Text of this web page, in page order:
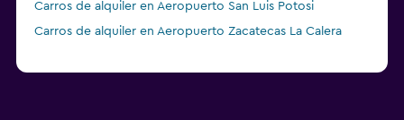
Carros de alquiler en Aeropuerto San Luis Potosi
Carros de alquiler en Aeropuerto Zacatecas La Calera